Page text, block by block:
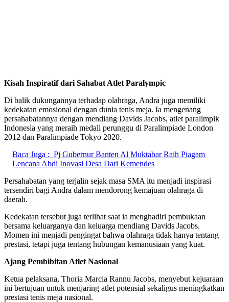
Kisah Inspiratif dari Sahabat Atlet Paralympic
Di balik dukungannya terhadap olahraga, Andra juga memiliki
kedekatan emosional dengan dunia tenis meja. Ia mengenang
persahabatannya dengan mendiang Davids Jacobs, atlet paralimpik
Indonesia yang meraih medali perunggu di Paralimpiade London
2012 dan Paralimpiade Tokyo 2020.
Baca Juga : Pj Gubernur Banten Al Muktabar Raih Piagam
Lencana Abdi Inovasi Desa Dari Kemendes
Persahabatan yang terjalin sejak masa SMA itu menjadi inspirasi
tersendiri bagi Andra dalam mendorong kemajuan olahraga di
daerah.
Kedekatan tersebut juga terlihat saat ia menghadiri pembukaan
bersama keluarganya dan keluarga mendiang Davids Jacobs.
Momen ini menjadi pengingat bahwa olahraga tidak hanya tentang
prestasi, tetapi juga tentang hubungan kemanusiaan yang kuat.
Ajang Pembibitan Atlet Nasional
Ketua pelaksana, Thoria Marcia Rannu Jacobs, menyebut kejuaraan
ini bertujuan untuk menjaring atlet potensial sekaligus meningkatkan
prestasi tenis meja nasional.